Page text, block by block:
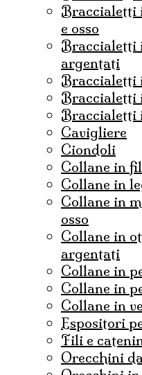
braccialetti in madreperla, conchiglia
e osso
braccialetti in ottone, alpaca e metalli
argentati
cavigliere
ciondoli
collane in
collane in
collane in madreperla, conchiglia e
osso
collane in ottone, alpaca e metalli
argentati
collane in
collane in
collane in
espositori
fili e
Orecchini